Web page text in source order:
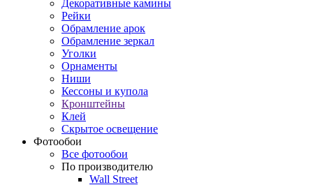
Декоративные камины
Рейки
Обрамление арок
Обрамление зеркал
Уголки
Орнаменты
Ниши
Кессоны и купола
Кронштейны
Клей
Скрытое освещение
Фотообои
Все фотообои
По производителю
Wall Street